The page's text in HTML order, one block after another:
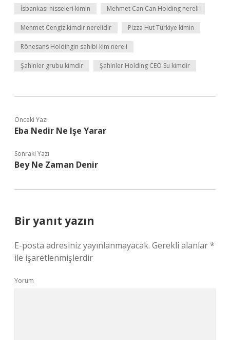
İsbankası hisseleri kimin Mehmet Can Can Holding nereli
Mehmet Cengiz kimdir nerelidir Pizza Hut Türkiye kimin
Rönesans Holdingin sahibi kim nereli
Şahinler grubu kimdir Şahinler Holding CEO Su kimdir
Önceki Yazı
Eba Nedir Ne Işe Yarar
Sonraki Yazı
Bey Ne Zaman Denir
Bir yanıt yazın
E-posta adresiniz yayınlanmayacak. Gerekli alanlar*
ile işaretlenmişlerdir
Yorum